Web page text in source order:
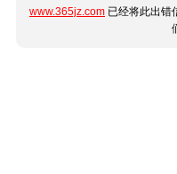
www.365jz.com 已经将此出错